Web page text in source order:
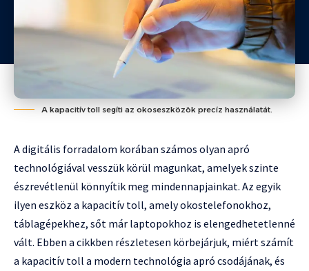
A kapacitív toll segíti az okoseszközök precíz használatát.
A digitális forradalom korában számos olyan apró
technológiával vesszük körül magunkat, amelyek szinte
észrevétlenül könnyítik meg mindennapjainkat. Az egyik
ilyen eszköz a kapacitív toll, amely okostelefonokhoz,
táblagépekhez, sőt már laptopokhoz is elengedhetetlenné
vált. Ebben a cikkben részletesen körbejárjuk, miért számít
a kapacitív toll a modern technológia apró csodájának, és